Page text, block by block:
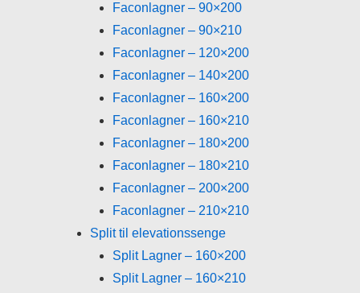
Faconlagner – 90×200
Faconlagner – 90×210
Faconlagner – 120×200
Faconlagner – 140×200
Faconlagner – 160×200
Faconlagner – 160×210
Faconlagner – 180×200
Faconlagner – 180×210
Faconlagner – 200×200
Faconlagner – 210×210
Split til elevationssenge
Split Lagner – 160×200
Split Lagner – 160×210